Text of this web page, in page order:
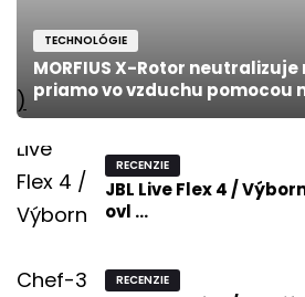
)
TECHNOLÓGIE
MORFIUS X-Rotor
priamo vo vzduchu pomocou
RECENZIE
JBL Live Flex 4 /
ovl ...
RECENZIE